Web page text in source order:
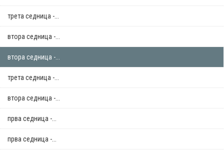
трета седница -...
втора седница -...
втора седница -...
трета седница -...
втора седница -...
прва седница -...
прва седница -...